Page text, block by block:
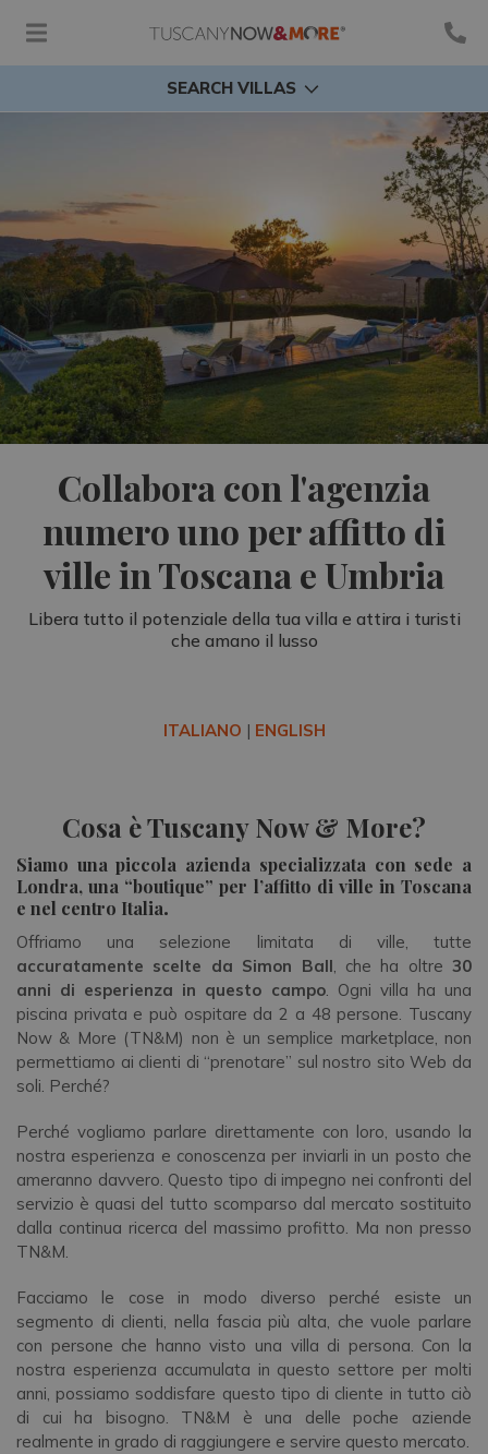
SEARCH VILLAS
Collabora con l'agenzia
numero uno per affitto di
ville in Toscana e Umbria
Libera tutto il potenziale della tua villa e attira i turisti
che amano il lusso
ITALIANO | ENGLISH
Cosa è Tuscany Now & More?
Siamo una piccola azienda specializzata con sede a
Londra, una “boutique” per l’affitto di ville in Toscana
e nel centro Italia.
Offriamo una selezione limitata di ville, tutte
accuratamente scelte da Simon Ball, che ha oltre 30
anni di esperienza in questo campo. Ogni villa ha una
piscina privata e può ospitare da 2 a 48 persone. Tuscany
Now & More (TN&M) non è un semplice marketplace, non
permettiamo ai clienti di “prenotare” sul nostro sito Web da
soli. Perché?
Perché vogliamo parlare direttamente con loro, usando la
nostra esperienza e conoscenza per inviarli in un posto che
ameranno davvero. Questo tipo di impegno nei confronti del
servizio è quasi del tutto scomparso dal mercato sostituito
dalla continua ricerca del massimo profitto. Ma non presso
TN&M.
Facciamo le cose in modo diverso perché esiste un
segmento di clienti, nella fascia più alta, che vuole parlare
con persone che hanno visto una villa di persona. Con la
nostra esperienza accumulata in questo settore per molti
anni, possiamo soddisfare questo tipo di cliente in tutto ciò
di cui ha bisogno. TN&M è una delle poche aziende
realmente in grado di raggiungere e servire questo mercato.